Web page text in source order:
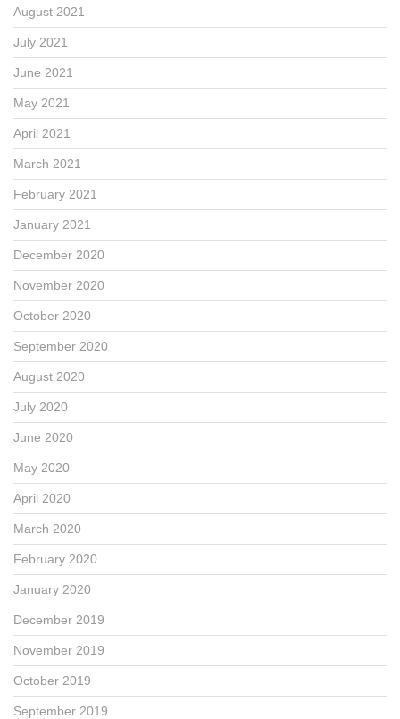
August 2021
July 2021
June 2021
May 2021
April 2021
March 2021
February 2021
January 2021
December 2020
November 2020
October 2020
September 2020
August 2020
July 2020
June 2020
May 2020
April 2020
March 2020
February 2020
January 2020
December 2019
November 2019
October 2019
September 2019